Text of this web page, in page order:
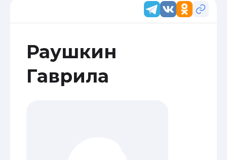
Раушкин
Гаврила